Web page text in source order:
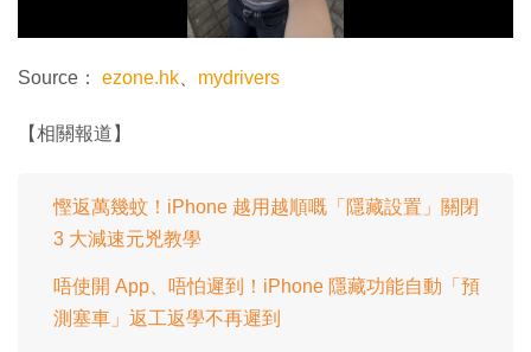
影
片
Source： ezone.hk、 mydrivers
【相關報道】
慳返萬幾蚊！iPhone 越用越順嘅「隱藏設置」關閉
3 大減速元兇教學
唔使開 App、唔怕遲到！iPhone 隱藏功能自動「預
測塞車」返工返學不再遲到